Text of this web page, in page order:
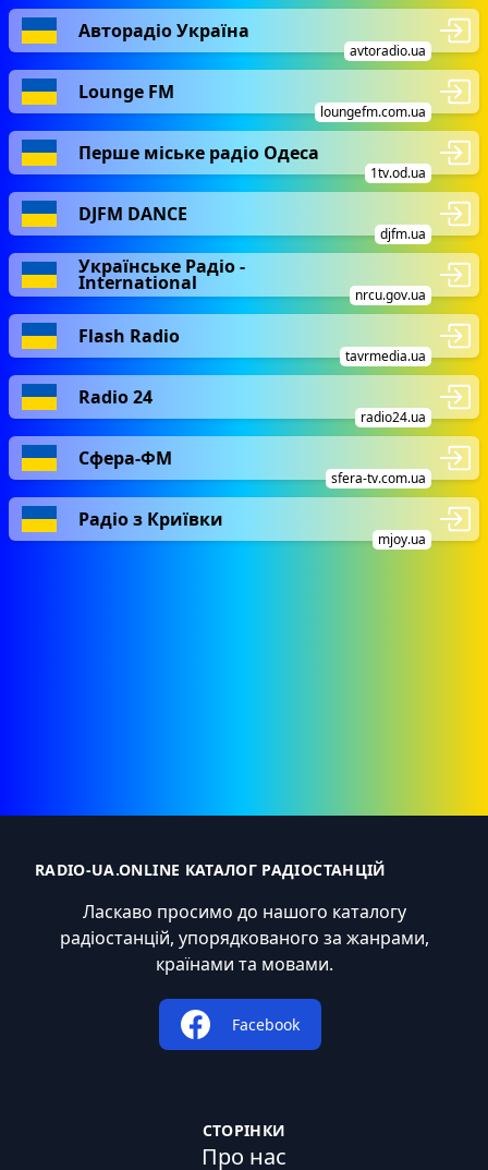
Авторадіо Україна
avtoradio.ua
Lounge FM
loungefm.com.ua
Перше міське радіо Одеса
1tv.od.ua
DJFM DANCE
djfm.ua
Українське Радіо -
International
nrcu.gov.ua
Flash Radio
tavrmedia.ua
Radio 24
radio24.ua
Сфера-ФМ
sfera-tv.com.ua
Радіо з Криївки
mjoy.ua
RADIO-UA.ONLINE КАТАЛОГ РАДІОСТАНЦІЙ
Ласкаво просимо до нашого каталогу
радіостанцій, упорядкованого за жанрами,
країнами та мовами.
Facebook
СТОРІНКИ
Про нас